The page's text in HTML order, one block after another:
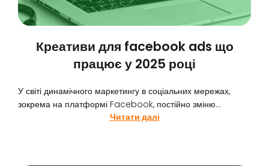
Креативи для facebook ads що
працює у 2025 році
У світі динамічного маркетингу в соціальних мережах,
зокрема на платформі Facebook, постійно зміню...
Читати далі